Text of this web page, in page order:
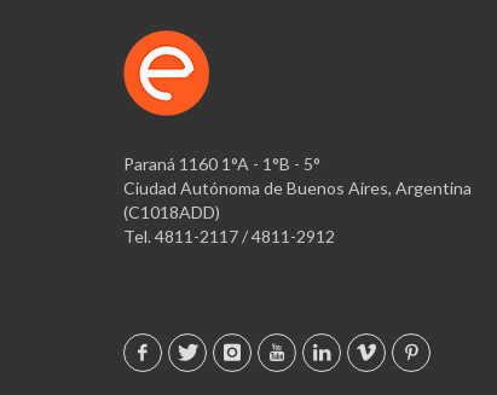
Paraná 1160 1°A - 1°B - 5°
Ciudad Autónoma de Buenos Aires, Argentina
(C1018ADD)
Tel. 4811-2117 / 4811-2912